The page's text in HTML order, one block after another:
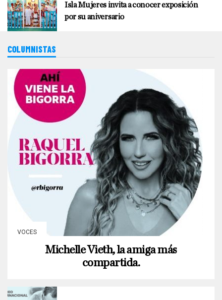
Isla Mujeres invita a conocer exposición
por su aniversario
COLUMNISTAS
VOCES
Michelle Vieth, la amiga más
compartida.